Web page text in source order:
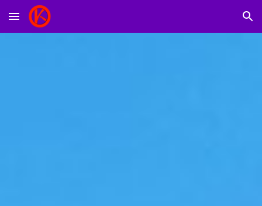
Skip to main content Skip to navigation